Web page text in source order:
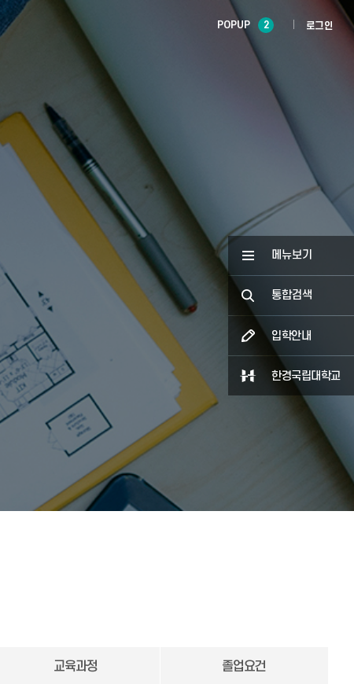
POPUP 2 로그인
메뉴보기
통합검색
입학안내
한경국립대학교
교육과정 졸업요건